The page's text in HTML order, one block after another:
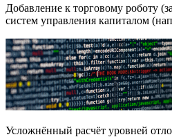
Добавление к торговому роботу
систем управления капиталом
Усложнённый расчёт уровней